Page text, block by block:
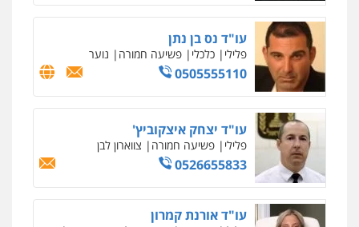
פלילי עבירות תנועה צווארון לבן תעבורה
עורכי דין לענייני אסירים מעצרים וחקירות
0546470989
פלילי עורכי דין לענייני אסירים
0525556970
עבירות מס הלבנת הון שומות וערעורי מס
0505430819